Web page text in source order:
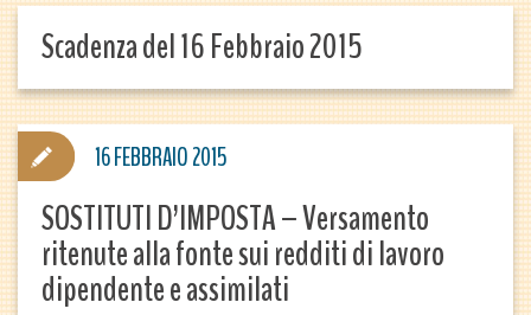
Scadenza del 16 Febbraio 2015
SOSTITUTI D’IMPOSTA – Versamento
ritenute alla fonte sui redditi di lavoro
dipendente e assimilati
16 FEBBRAIO 2015